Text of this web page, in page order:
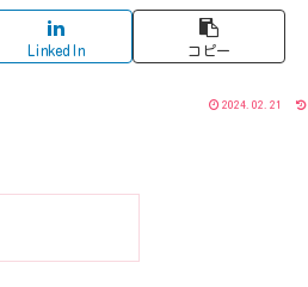
LinkedIn コピー
2024.02.21